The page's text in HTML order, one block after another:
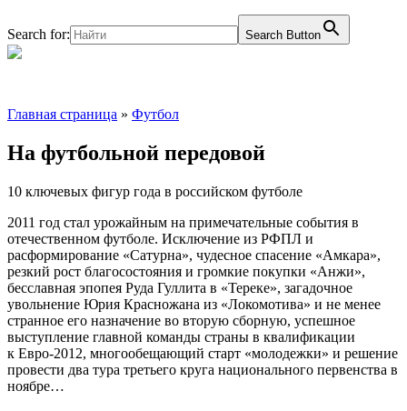
Search for: Search Button
Главная страница » Футбол
На футбольной передовой
10 ключевых фигур года в российском футболе
2011 год стал урожайным на примечательные события в
отечественном футболе. Исключение из РФПЛ и
расформирование «Сатурна», чудесное спасение «Амкара»,
резкий рост благосостояния и громкие покупки «Анжи»,
бесславная эпопея Руда Гуллита в «Тереке», загадочное
увольнение Юрия Красножана из «Локомотива» и не менее
странное его назначение во вторую сборную, успешное
выступление главной команды страны в квалификации
к Евро-2012, многообещающий старт «молодежки» и решение
провести два тура третьего круга национального первенства в
ноябре…